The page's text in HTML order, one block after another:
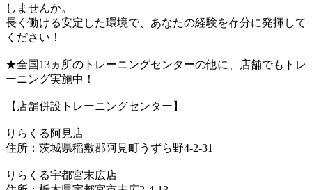
しませんか。
長く働ける安定した環境で、あなたの経験を存分に発揮して
ください！
★全国13ヵ所のトレーニングセンターの他に、店舗でもトレ
ーニング実施中！
【店舗併設トレーニングセンター】
りらくる阿見店
住所：茨城県稲敷郡阿見町うずら野4-2-31
りらくる宇都宮末広店